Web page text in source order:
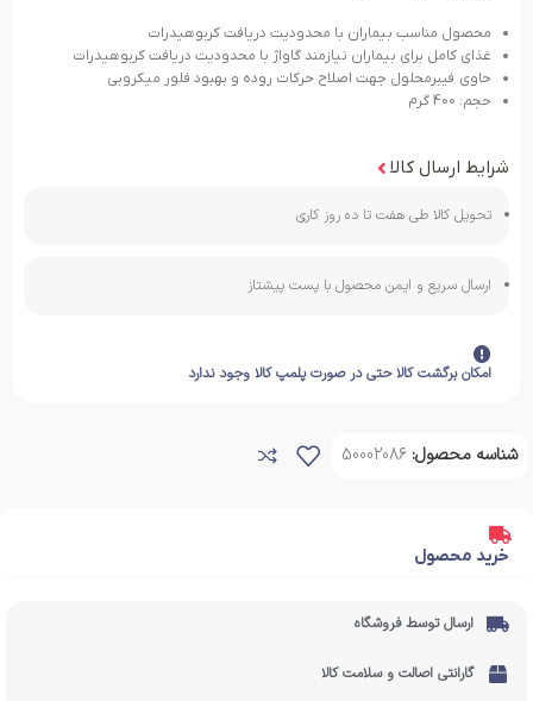
محصول مناسب بیماران با محدودیت دریافت کربوهیدرات
غذای کامل برای بیماران نیازمند گاواژ با محدودیت دریافت کربوهیدرات
حاوی فیبرمحلول جهت اصلاح حرکات روده و بهبود فلور میکروبی
حجم: 400 گرم
شرایط ارسال کالا
تحویل کالا طی هفت تا ده روز کاری
ارسال سریع و ایمن محصول با پست پیشتاز
امکان برگشت کالا حتی در صورت پلمپ کالا وجود ندارد
شناسه محصول: 50002086
خرید محصول
ارسال توسط فروشگاه
گارانتی اصالت و سلامت کالا